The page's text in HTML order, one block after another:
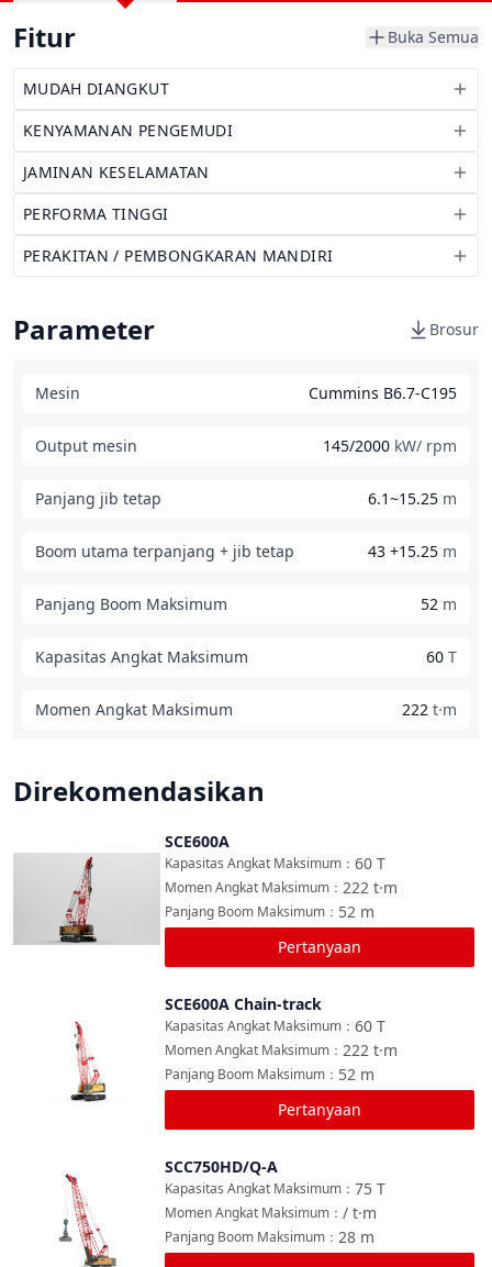
Fitur Buka Semua
MUDAH DIANGKUT
KENYAMANAN PENGEMUDI
JAMINAN KESELAMATAN
PERFORMA TINGGI
PERAKITAN / PEMBONGKARAN MANDIRI
Parameter Brosur
Mesin Cummins B6.7-C195
Output mesin 145/2000 kW/ rpm
Panjang jib tetap 6.1~15.25 m
Boom utama terpanjang + jib tetap 43 +15.25 m
Panjang Boom Maksimum 52 m
Kapasitas Angkat Maksimum 60 T
Momen Angkat Maksimum 222 t·m
Direkomendasikan
Bandingkan
SCE600A
60 T
Kapasitas Angkat Maksimum ：
222 t·m
Momen Angkat Maksimum ：
52 m
Panjang Boom Maksimum ：
Pertanyaan
SCE600A Chain-track
60 T
Kapasitas Angkat Maksimum ：
222 t·m
Momen Angkat Maksimum ：
52 m
Panjang Boom Maksimum ：
Pertanyaan
Bandingkan
SCC750HD/Q-A
75 T
Kapasitas Angkat Maksimum ：
/ t·m
Momen Angkat Maksimum ：
28 m
Panjang Boom Maksimum ：